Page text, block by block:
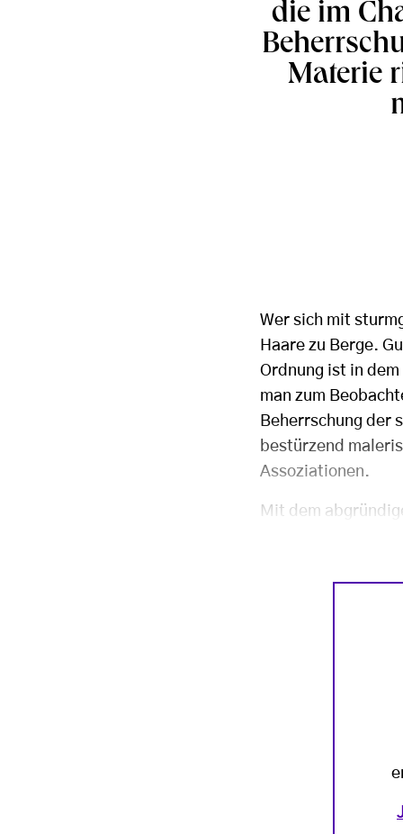
die im
Materie
Wer sich mit
Haare zu Berge.
Ordnung ist in
man zum
Beherrschung der
bestürzend
Assoziationen.
Mit dem